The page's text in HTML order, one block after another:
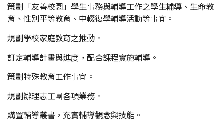
策劃「友善校園」學生事務與輔導工作之學生輔導、生命教
育、性別平等教育、中輟復學輔導活動等事宜。
規劃學校家庭教育之推動。
訂定輔導計畫與進度，配合課程實施輔導。
策劃特殊教育工作事宜。
規劃辦理志工團各項業務。
購置輔導叢書，充實輔導觀念與技能。